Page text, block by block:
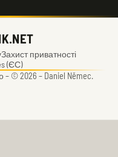
Захист приватності
(ЄС)
© 2026 – Daniel Němec.